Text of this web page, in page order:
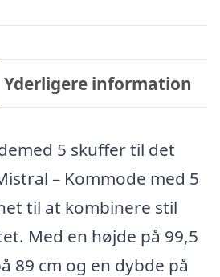
Yderligere information
5 skuffer til det
– Kommode med 5
til at kombinere stil
Med en højde på 99,5
89 cm og en dybde på